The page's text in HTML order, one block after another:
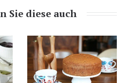
Sie diese auch